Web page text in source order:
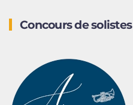
Concours de solistes